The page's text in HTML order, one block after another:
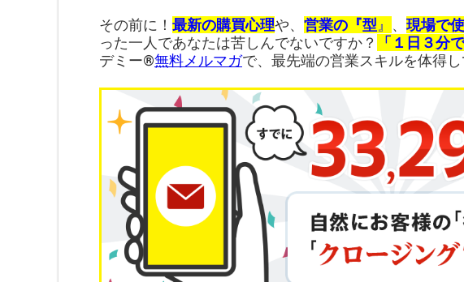
その前に！ 最新の購買心理や、 営業の『型』 、 現場で
った一人であなたは苦しんでないですか？
「１日３分
デミー®︎無料メルマガで、最先端の営業スキルを体得